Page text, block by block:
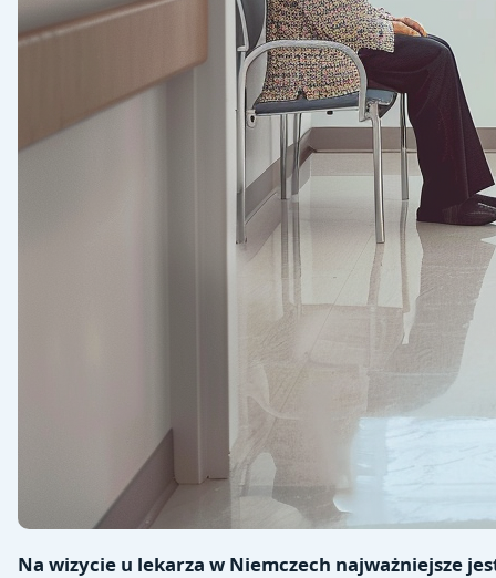
Na wizycie u lekarza w Niemczech najważniejsze